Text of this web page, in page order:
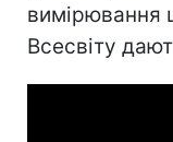
вимірювання
Всесвіту